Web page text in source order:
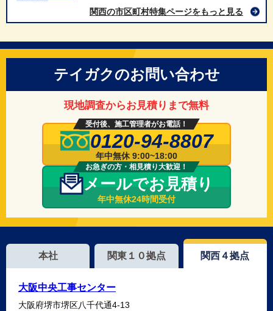
関西の市区町村特集ページをもっと見る
テイガクのお問い合わせ
現地調査からお見積りまで無料
受付後、施工管理者がお電話！
0120-94-8807
年中無休 9:00~18:00
お急ぎの方・相見積り大歓迎！
メールでお見積り
年中無休24時間受付
本社 関東１０拠点 関西４拠点
大阪中央工事センター
大阪府堺市堺区八千代通4-13